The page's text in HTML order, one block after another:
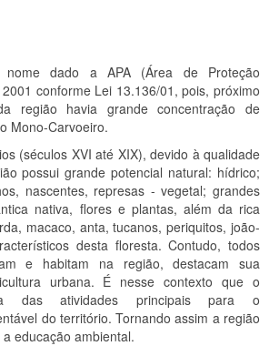
nome dado a APA (Área de Proteção
conforme Lei 13.136/01, pois, próximo
região havia grande concentração de
Mono-Carvoeiro.
(séculos XVI até XIX), devido à qualidade
possui grande potencial natural: hídrico;
nascentes, represas - vegetal; grandes
nativa, flores e plantas, além da rica
macaco, anta, tucanos, periquitos, joão-
desta floresta. Contudo, todos
e habitam na região, destacam sua
urbana. É nesse contexto que o
das atividades principais para o
do território. Tornando assim a região
educação ambiental.